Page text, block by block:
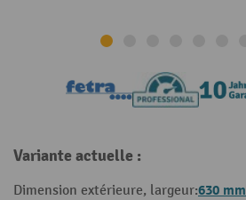
Variante actuelle :
Dimension extérieure, largeur:630 mm